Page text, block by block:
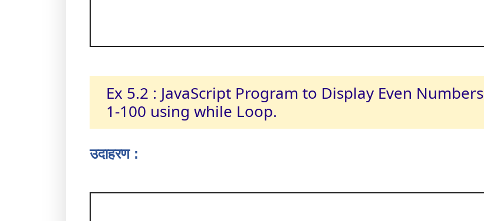
Ex 5.2 : JavaScript Program to Display Even Numbers
1-100 using while Loop.
उदाहरण :